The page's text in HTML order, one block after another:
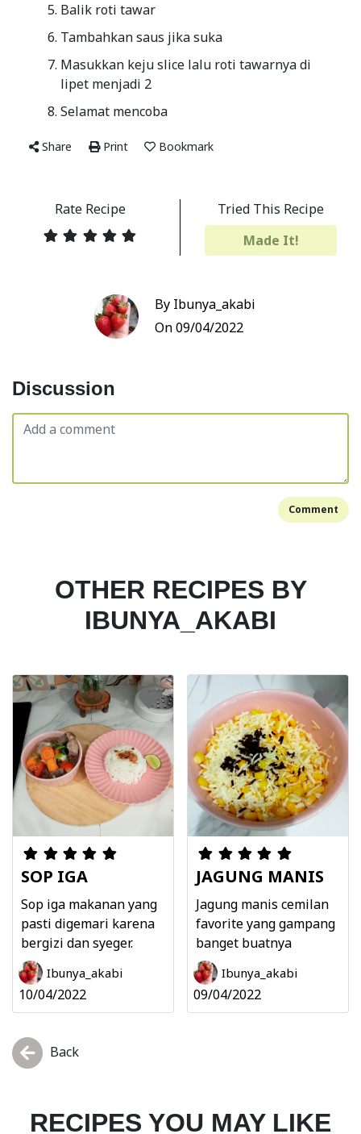
Balik roti tawar
Tambahkan saus jika suka
Masukkan keju slice lalu roti tawarnya di
lipet menjadi 2
Selamat mencoba
Share Print Bookmark
Rate Recipe
Tried This Recipe
Made It!
By Ibunya_akabi
On 09/04/2022
Discussion
Comment
OTHER RECIPES BY
IBUNYA_AKABI
SOP IGA
Sop iga makanan yang
pasti digemari karena
bergizi dan syeger.
Ibunya_akabi
10/04/2022
JAGUNG MANIS
Jagung manis cemilan
favorite yang gampang
banget buatnya
Ibunya_akabi
09/04/2022
Back
RECIPES YOU MAY LIKE